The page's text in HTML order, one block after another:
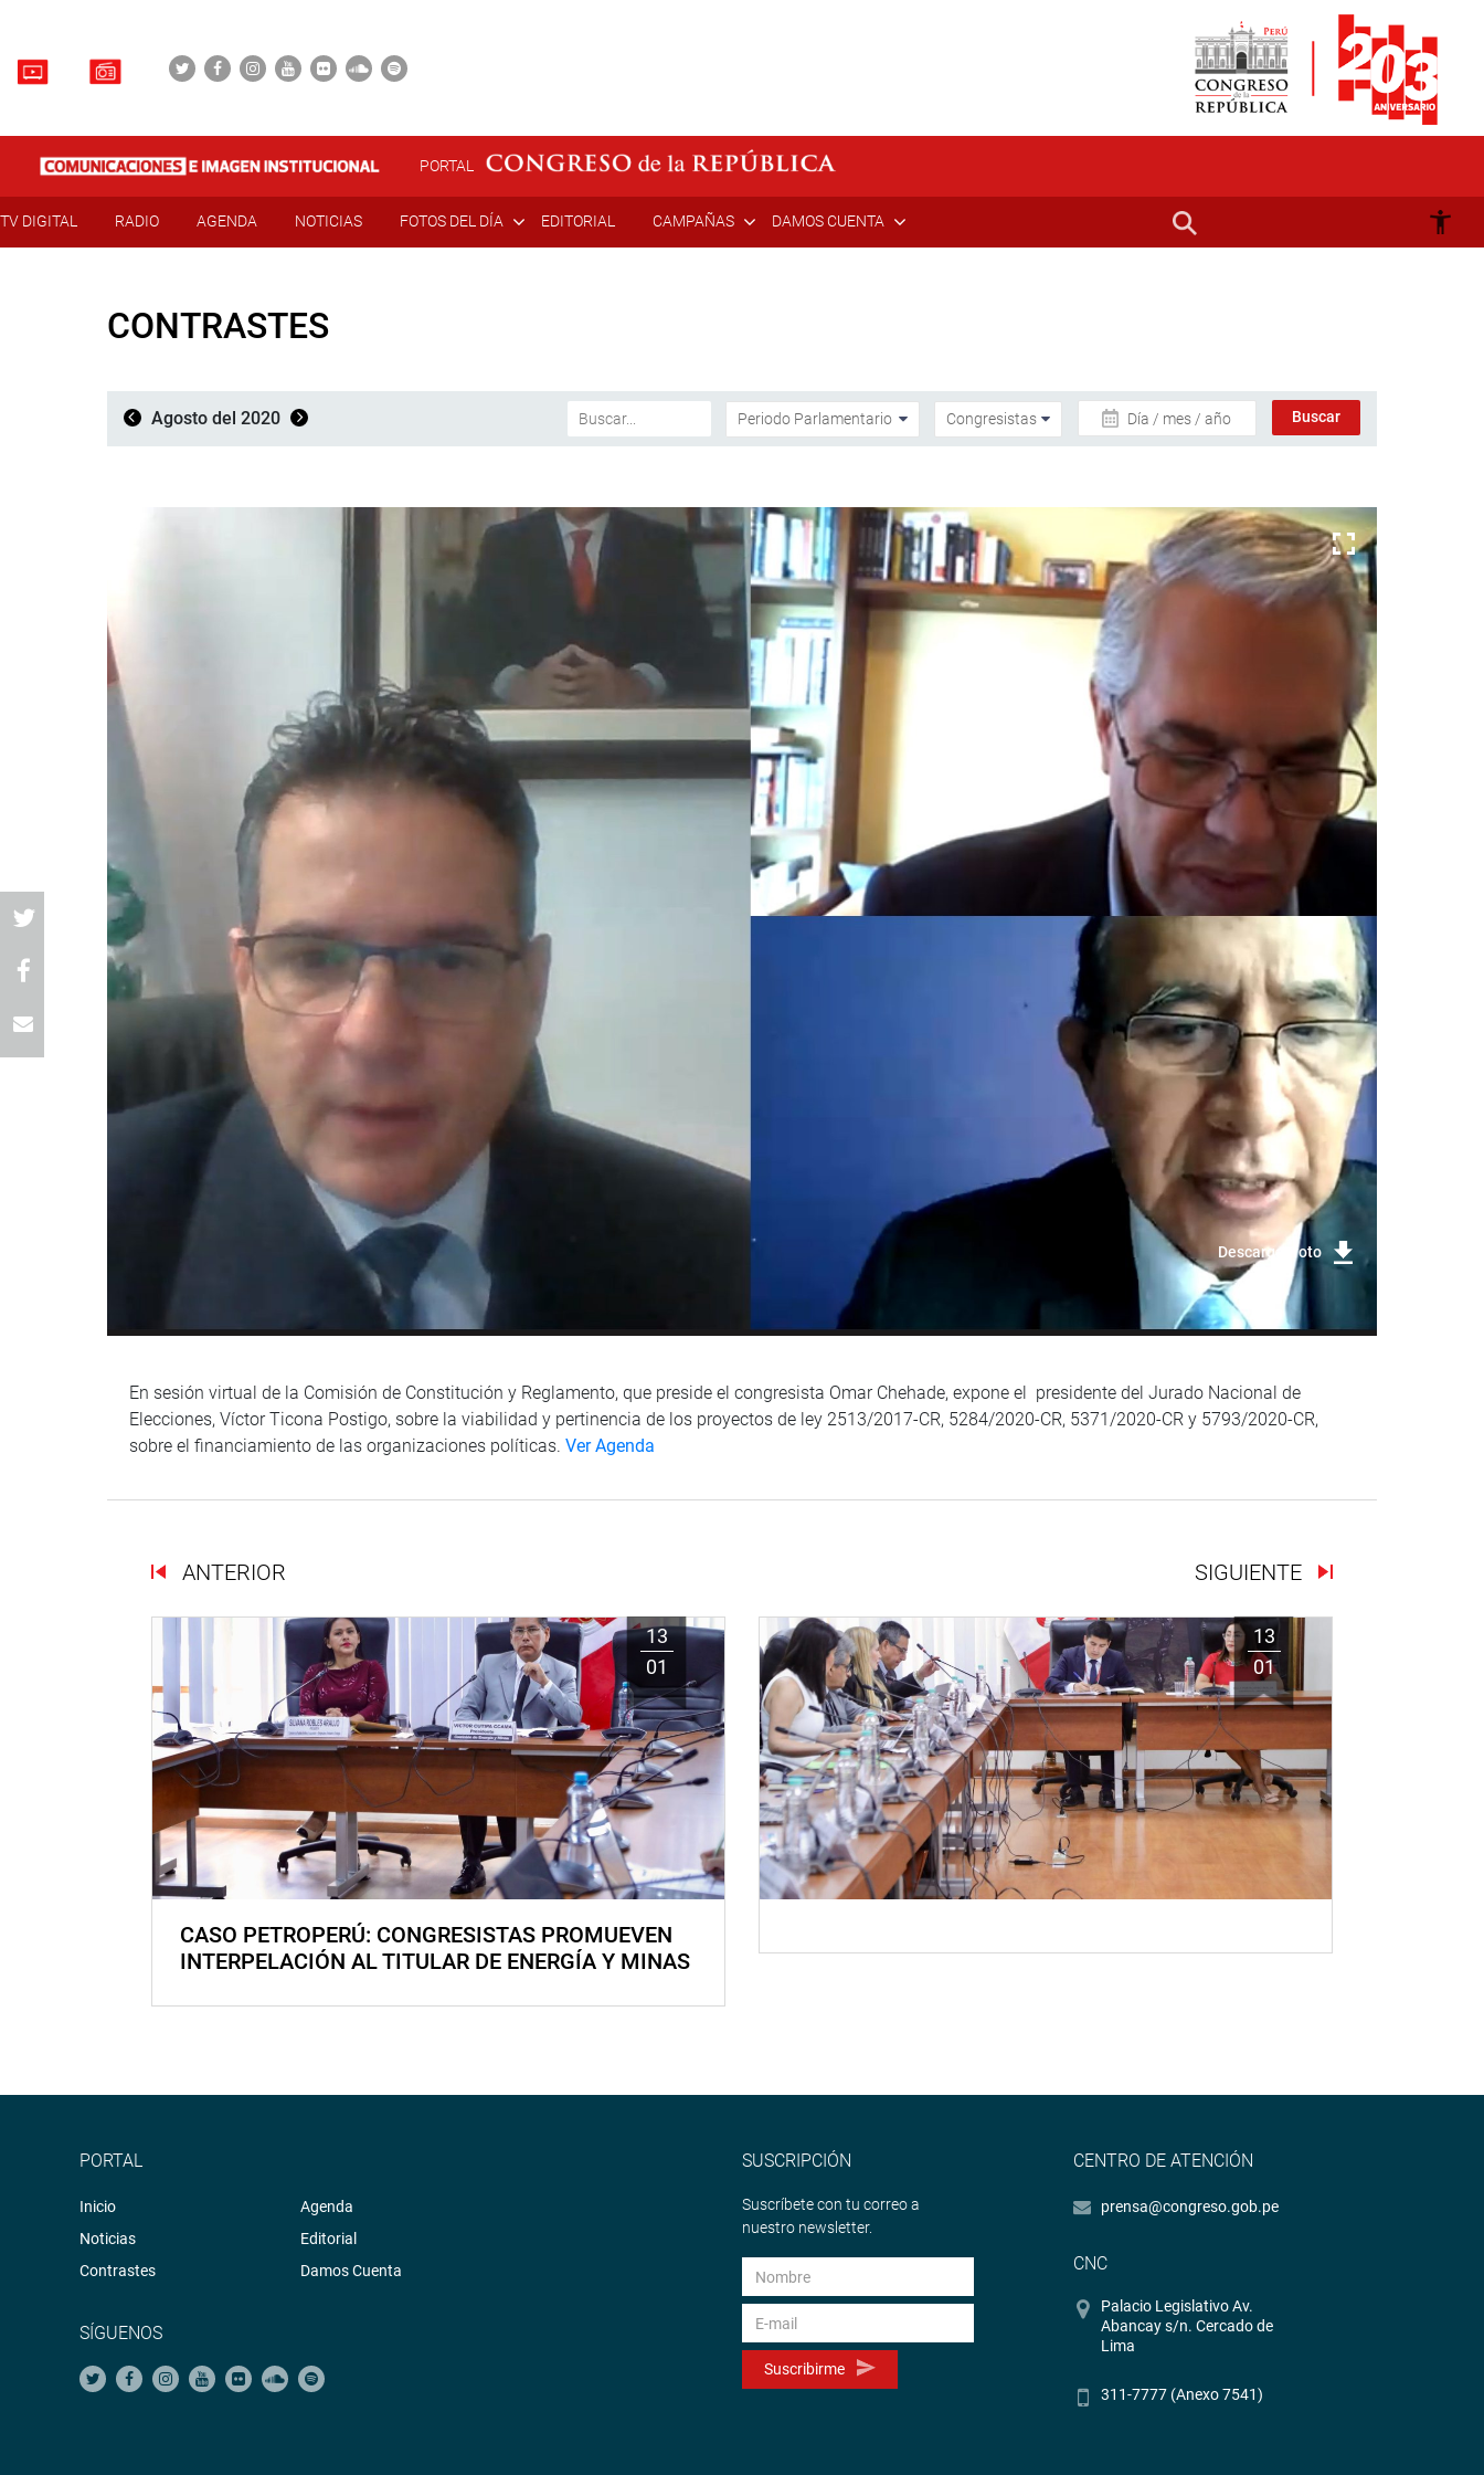
PORTAL
TV DIGITAL RADIO AGENDA NOTICIAS FOTOS DEL DÍA EDITORIAL CAMPAÑAS DAMOS CUENTA
CONTRASTES
Agosto del 2020 Día / mes / año
Descargar foto
En sesión virtual de la Comisión de Constitución y Reglamento, que preside el congresista Omar Chehade, expone el presidente del Jurado Nacional de
Elecciones, Víctor Ticona Postigo, sobre la viabilidad y pertinencia de los proyectos de ley 2513/2017-CR, 5284/2020-CR, 5371/2020-CR y 5793/2020-CR,
sobre el financiamiento de las organizaciones políticas. Ver Agenda
ANTERIOR SIGUIENTE
13
01
CASO PETROPERÚ: CONGRESISTAS PROMUEVEN
INTERPELACIÓN AL TITULAR DE ENERGÍA Y MINAS
13
01
PORTAL
Inicio
Noticias
Contrastes
Agenda
Editorial
Damos Cuenta
SÍGUENOS
SUSCRIPCIÓN
Suscríbete con tu correo a
nuestro newsletter.
Suscribirme
CENTRO DE ATENCIÓN
prensa@congreso.gob.pe
CNC
Palacio Legislativo Av.
Abancay s/n. Cercado de
Lima
311-7777 (Anexo 7541)